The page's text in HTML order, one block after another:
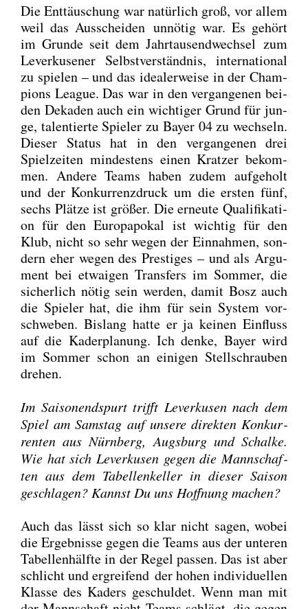
Die Ent­täu­schung war natür­lich groß, vor allem
weil das Aus­schei­den unnö­tig war. Es gehört
im Grun­de seit dem Jahr­tau­send­wech­sel zum
Lever­ku­se­ner Selbst­ver­ständ­nis, inter­na­tio­nal
zu spie­len – und das idea­ler­wei­se in der Cham­
pi­ons League. Das war in den ver­gan­ge­nen bei­
den Deka­den auch ein wich­ti­ger Grund für jun­
ge, talen­tier­te Spie­ler zu Bay­er 04 zu wech­seln.
Die­ser Sta­tus hat in den ver­gan­ge­nen drei
Spiel­zei­ten min­des­tens einen Krat­zer bekom­
men. Ande­re Teams haben zudem auf­ge­holt
und der Kon­kur­renz­druck um die ers­ten fünf,
sechs Plät­ze ist grö­ßer. Die erneu­te Qua­li­fi­ka­ti­
on für den Euro­pa­po­kal ist wich­tig für den
Klub, nicht so sehr wegen der Ein­nah­men, son­
dern eher wegen des Pres­ti­ges – und als Argu­
ment bei etwa­igen Trans­fers im Som­mer, die
sicher­lich nötig sein wer­den, damit Bosz auch
die Spie­ler hat, die ihm für sein Sys­tem vor­
schwe­ben. Bis­lang hat­te er ja kei­nen Ein­fluss
auf die Kader­pla­nung. Ich den­ke, Bay­er wird
im Som­mer schon an eini­gen Stell­schrau­ben
dre­hen.
Im Sai­son­end­spurt trifft Lever­ku­sen nach dem
Spiel am Sams­tag auf unse­re direk­ten Kon­kur­
ren­ten aus Nürn­berg, Augs­burg und Schal­ke.
Wie hat sich Lever­ku­sen gegen die Mann­schaf­
ten aus dem Tabel­len­kel­ler in die­ser Sai­son
geschla­gen? Kannst Du uns Hoff­nung machen?
Auch das lässt sich so klar nicht sagen, wobei
die Ergeb­nis­se gegen die Teams aus der unte­ren
Tabel­len­hälf­te in der Regel pas­sen. Das ist aber
schlicht und ergrei­fend der hohen indi­vi­du­el­len
Klas­se des Kaders geschul­det. Wenn man mit